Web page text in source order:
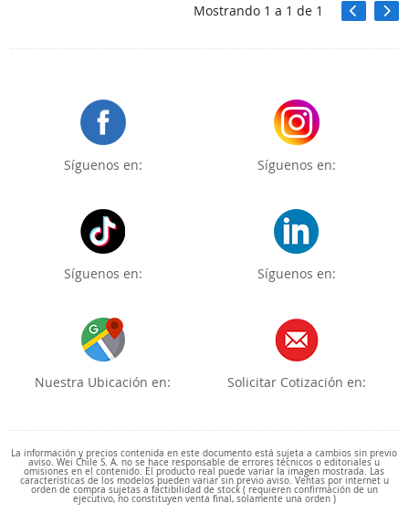
Mostrando 1 a 1 de 1
Síguenos en: Síguenos en:
Síguenos en: Síguenos en:
Nuestra Ubicación en: Solicitar Cotización en:
La información y precios contenida en este documento está sujeta a cambios sin previo
aviso. Wei Chile S. A. no se hace responsable de errores técnicos o editoriales u
omisiones en el contenido. El producto real puede variar la imagen mostrada. Las
características de los modelos pueden variar sin previo aviso. Ventas por internet u
orden de compra sujetas a factibilidad de stock ( requieren confirmación de un
ejecutivo, no constituyen venta final, solamente una orden )